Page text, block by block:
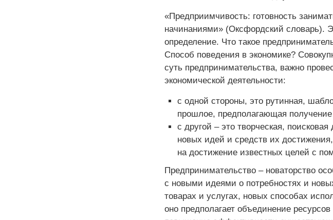
«Предприимчивость: готовность
начинаниями» (Оксфордский словарь).
определение. Что такое
Способ поведения в экономике?
суть предпринимательства, важно
экономической деятельности:
с одной стороны, это рутинная,
прошлое, предполагающая
с другой – это творческая,
новых идей и средств их
на достижение известных целей с
Предпринимательство – новаторство
с новыми идеями о потребностях и
товарах и услугах, новых способах
оно предполагает объединение